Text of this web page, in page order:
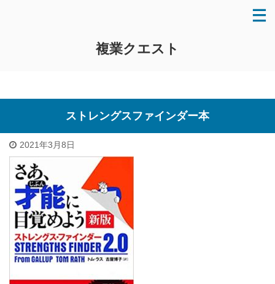
複業クエスト
ストレングスファインダー本
2021年3月8日